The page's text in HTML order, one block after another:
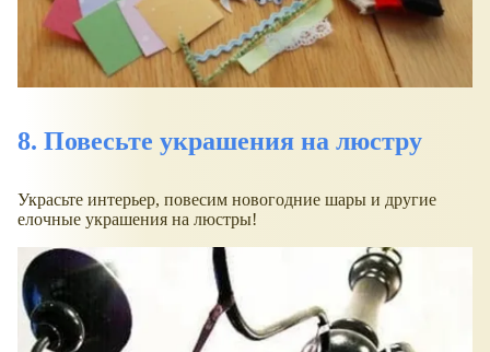
8. Повесьте украшения на люстру
Украсьте интерьер, повесим новогодние шары и другие
елочные украшения на люстры!